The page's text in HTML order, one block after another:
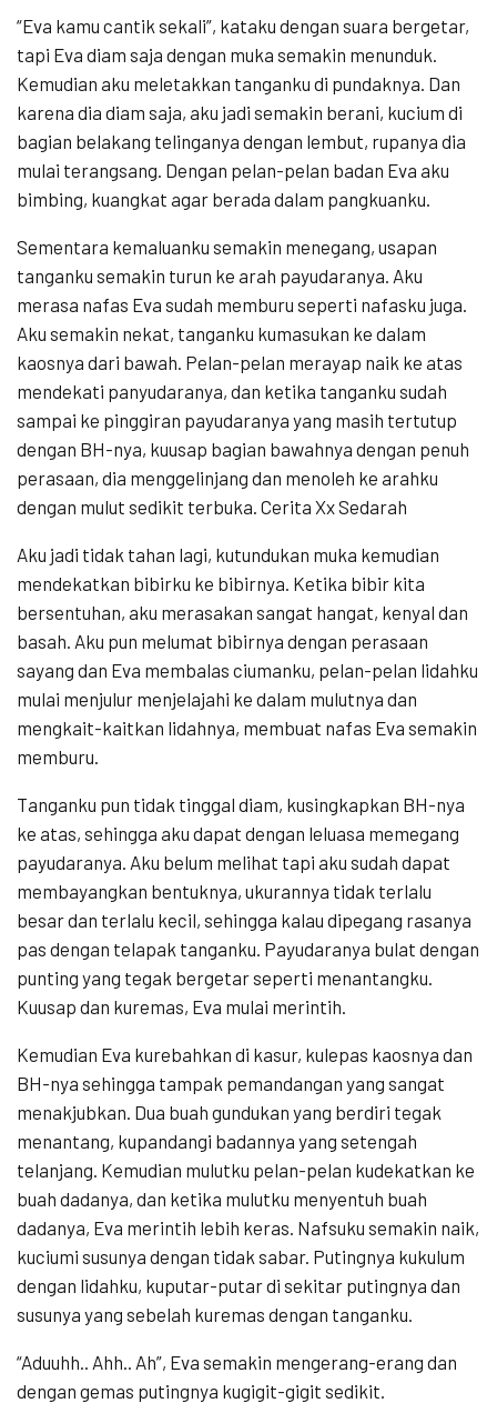
“Eva kamu cantik sekali”, kataku dengan suara bergetar,
tapi Eva diam saja dengan muka semakin menunduk.
Kemudian aku meletakkan tanganku di pundaknya. Dan
karena dia diam saja, aku jadi semakin berani, kucium di
bagian belakang telinganya dengan lembut, rupanya dia
mulai terangsang. Dengan pelan-pelan badan Eva aku
bimbing, kuangkat agar berada dalam pangkuanku.
Sementara kemaluanku semakin menegang, usapan
tanganku semakin turun ke arah payudaranya. Aku
merasa nafas Eva sudah memburu seperti nafasku juga.
Aku semakin nekat, tanganku kumasukan ke dalam
kaosnya dari bawah. Pelan-pelan merayap naik ke atas
mendekati panyudaranya, dan ketika tanganku sudah
sampai ke pinggiran payudaranya yang masih tertutup
dengan BH-nya, kuusap bagian bawahnya dengan penuh
perasaan, dia menggelinjang dan menoleh ke arahku
dengan mulut sedikit terbuka. Cerita Xx Sedarah
Aku jadi tidak tahan lagi, kutundukan muka kemudian
mendekatkan bibirku ke bibirnya. Ketika bibir kita
bersentuhan, aku merasakan sangat hangat, kenyal dan
basah. Aku pun melumat bibirnya dengan perasaan
sayang dan Eva membalas ciumanku, pelan-pelan lidahku
mulai menjulur menjelajahi ke dalam mulutnya dan
mengkait-kaitkan lidahnya, membuat nafas Eva semakin
memburu.
Tanganku pun tidak tinggal diam, kusingkapkan BH-nya
ke atas, sehingga aku dapat dengan leluasa memegang
payudaranya. Aku belum melihat tapi aku sudah dapat
membayangkan bentuknya, ukurannya tidak terlalu
besar dan terlalu kecil, sehingga kalau dipegang rasanya
pas dengan telapak tanganku. Payudaranya bulat dengan
punting yang tegak bergetar seperti menantangku.
Kuusap dan kuremas, Eva mulai merintih.
Kemudian Eva kurebahkan di kasur, kulepas kaosnya dan
BH-nya sehingga tampak pemandangan yang sangat
menakjubkan. Dua buah gundukan yang berdiri tegak
menantang, kupandangi badannya yang setengah
telanjang. Kemudian mulutku pelan-pelan kudekatkan ke
buah dadanya, dan ketika mulutku menyentuh buah
dadanya, Eva merintih lebih keras. Nafsuku semakin naik,
kuciumi susunya dengan tidak sabar. Putingnya kukulum
dengan lidahku, kuputar-putar di sekitar putingnya dan
susunya yang sebelah kuremas dengan tanganku.
“Aduuhh.. Ahh.. Ah”, Eva semakin mengerang-erang dan
dengan gemas putingnya kugigit-gigit sedikit.